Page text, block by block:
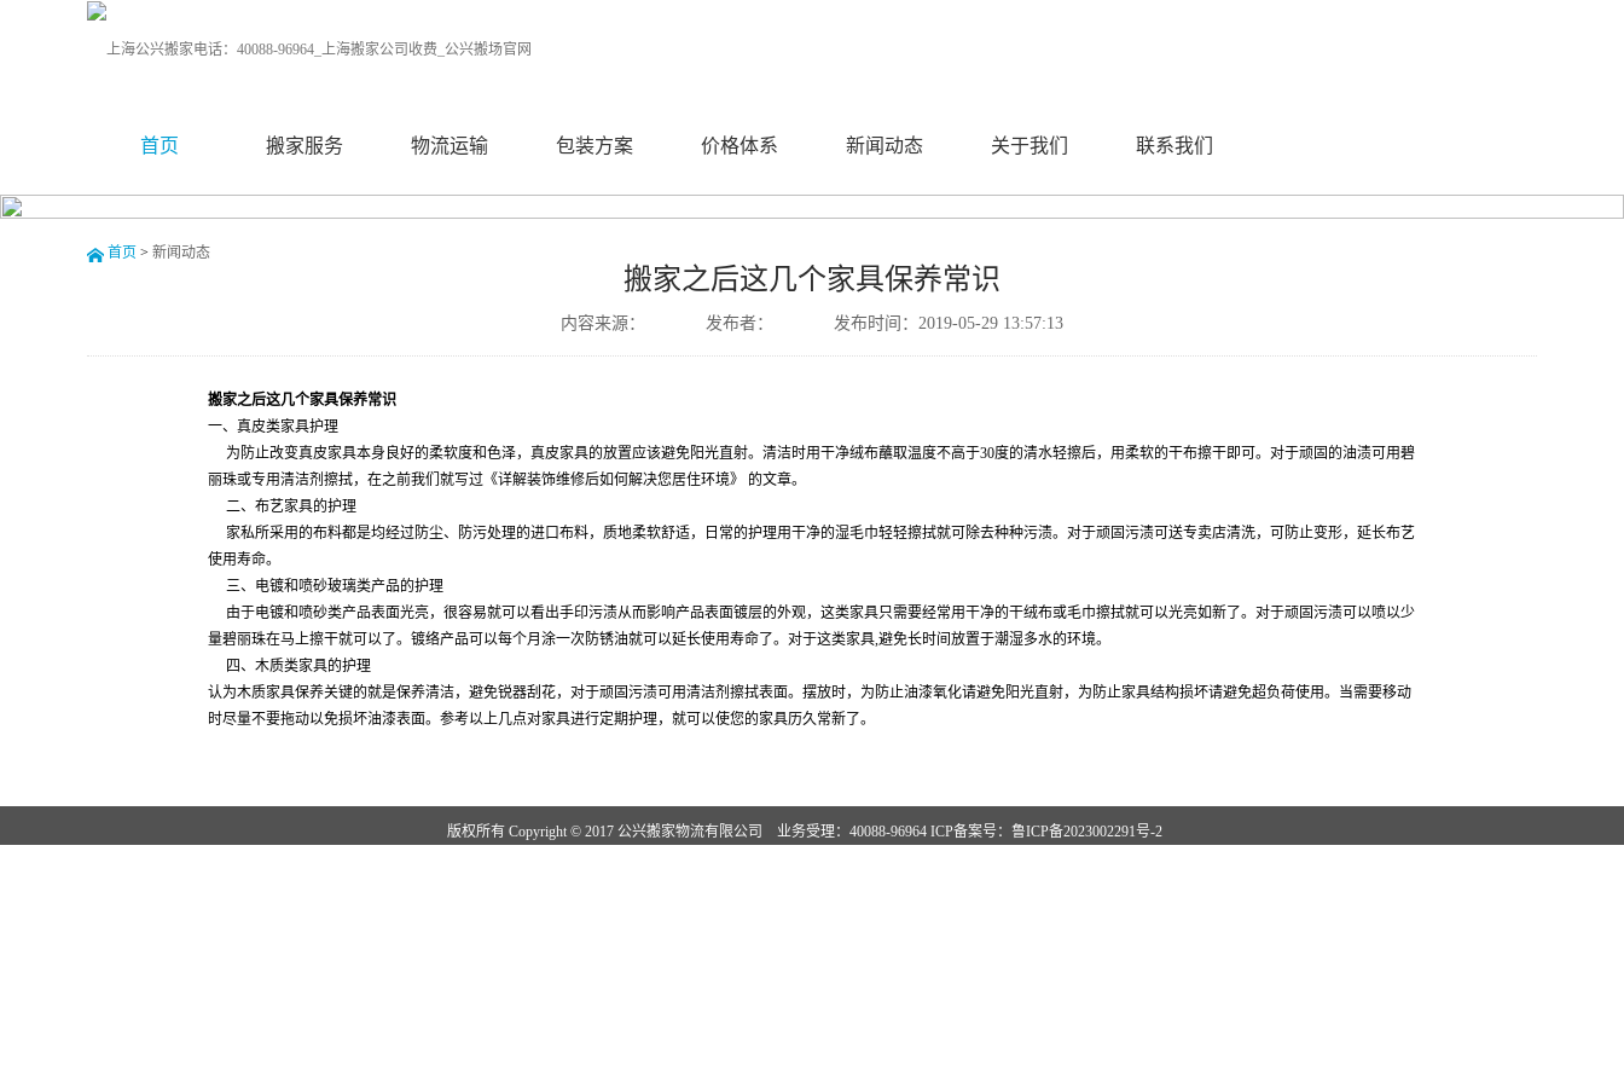
首页 搬家服务 物流运输 包装方案 价格体系 新闻动态 关于我们 联系我们
首页 > 新闻动态
搬家之后这几个家具保养常识
内容来源： 发布者： 发布时间：2019-05-29 13:57:13
搬家之后这几个家具保养常识
一、真皮类家具护理
为防止改变真皮家具本身良好的柔软度和色泽，真皮家具的放置应该避免阳光直射。清洁时用干净绒布蘸取温度不高于30度的清水轻擦后，用柔软的干布擦干即可。对于顽固的油渍可用碧
丽珠或专用清洁剂擦拭，在之前我们就写过《详解装饰维修后如何解决您居住环境》 的文章。
二、布艺家具的护理
家私所采用的布料都是均经过防尘、防污处理的进口布料，质地柔软舒适，日常的护理用干净的湿毛巾轻轻擦拭就可除去种种污渍。对于顽固污渍可送专卖店清洗，可防止变形，延长布艺
使用寿命。
三、电镀和喷砂玻璃类产品的护理
由于电镀和喷砂类产品表面光亮，很容易就可以看出手印污渍从而影响产品表面镀层的外观，这类家具只需要经常用干净的干绒布或毛巾擦拭就可以光亮如新了。对于顽固污渍可以喷以少
量碧丽珠在马上擦干就可以了。镀络产品可以每个月涂一次防锈油就可以延长使用寿命了。对于这类家具,避免长时间放置于潮湿多水的环境。
四、木质类家具的护理
认为木质家具保养关键的就是保养清洁，避免锐器刮花，对于顽固污渍可用清洁剂擦拭表面。摆放时，为防止油漆氧化请避免阳光直射，为防止家具结构损坏请避免超负荷使用。当需要移动
时尽量不要拖动以免损坏油漆表面。参考以上几点对家具进行定期护理，就可以使您的家具历久常新了。
版权所有 Copyright © 2017 公兴搬家物流有限公司 业务受理：40088-96964 ICP备案号： 鲁ICP备2023002291号-2